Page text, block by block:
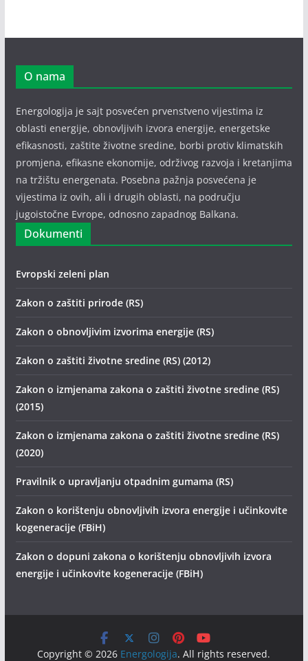
O nama
Energologija je sajt posvećen prvenstveno vijestima iz
oblasti energije, obnovljivih izvora energije, energetske
efikasnosti, zaštite životne sredine, borbi protiv klimatskih
promjena, efikasne ekonomije, održivog razvoja i kretanjima
na tržištu energenata. Posebna pažnja posvećena je
vijestima iz ovih, ali i drugih oblasti, na području
jugoistočne Evrope, odnosno zapadnog Balkana.
Dokumenti
Evropski zeleni plan
Zakon o zaštiti prirode (RS)
Zakon o obnovljivim izvorima energije (RS)
Zakon o zaštiti životne sredine (RS) (2012)
Zakon o izmjenama zakona o zaštiti životne sredine (RS)
(2015)
Zakon o izmjenama zakona o zaštiti životne sredine (RS)
(2020)
Pravilnik o upravljanju otpadnim gumama (RS)
Zakon o korištenju obnovljivih izvora energije i učinkovite
kogeneracije (FBiH)
Zakon o dopuni zakona o korištenju obnovljivih izvora
energije i učinkovite kogeneracije (FBiH)
Copyright © 2026 Energologija. All rights reserved.